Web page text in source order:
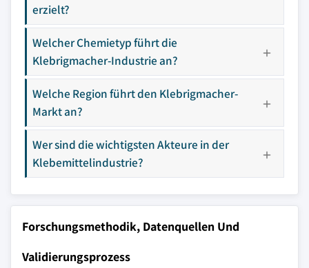
erzielt?
Welcher Chemietyp führt die
Klebrigmacher-Industrie an?
Welche Region führt den Klebrigmacher-
Markt an?
Wer sind die wichtigsten Akteure in der
Klebemittelindustrie?
Forschungsmethodik, Datenquellen Und
Validierungsprozess